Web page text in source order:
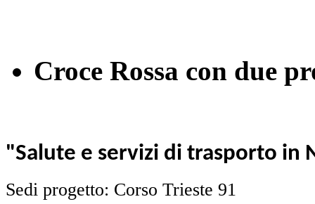
Croce Rossa con due
"Salute e servizi di trasporto in
Sedi progetto: Corso Trieste 91